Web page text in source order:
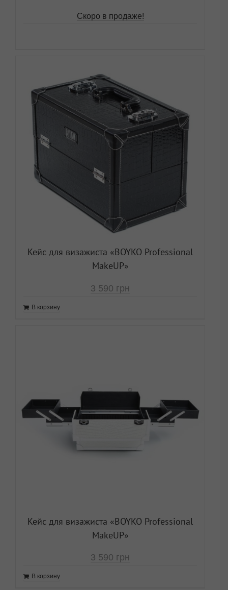
Скоро в продаже!
Кейс для визажиста «ВOYKO Professional
MakeUP»
3 590 грн
В корзину
Кейс для визажиста «ВOYKO Professional
MakeUP»
3 590 грн
В корзину